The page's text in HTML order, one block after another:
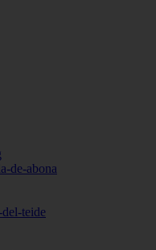
de-abona
teide